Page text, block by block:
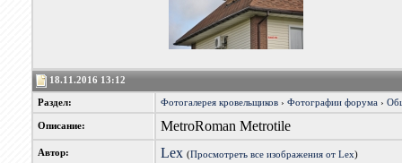
18.11.2016 13:12
Раздел: Фотогалерея кровельщиков› Фотографии форума›
Описание: MetroRoman Metrotile
Автор: Lex (Просмотреть все изображения от Lex)